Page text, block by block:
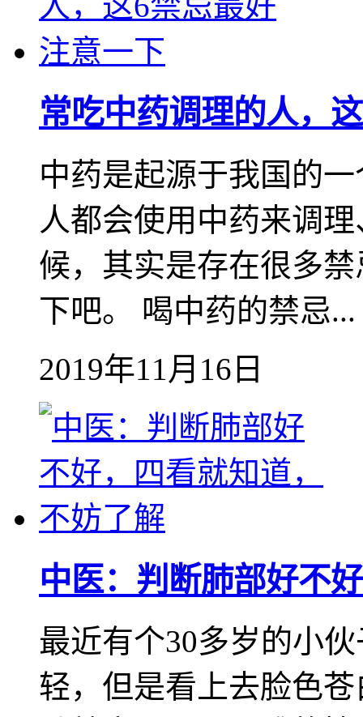
常吃中药调理的人，
中药是起源于我国的
人都会使用中药来调
候，其实是存在很多
下吧。 喝中药的禁忌...
2019年11月16日
中医：判断肺部好不
最近有个30多岁的小
轻，但是看上去脸色